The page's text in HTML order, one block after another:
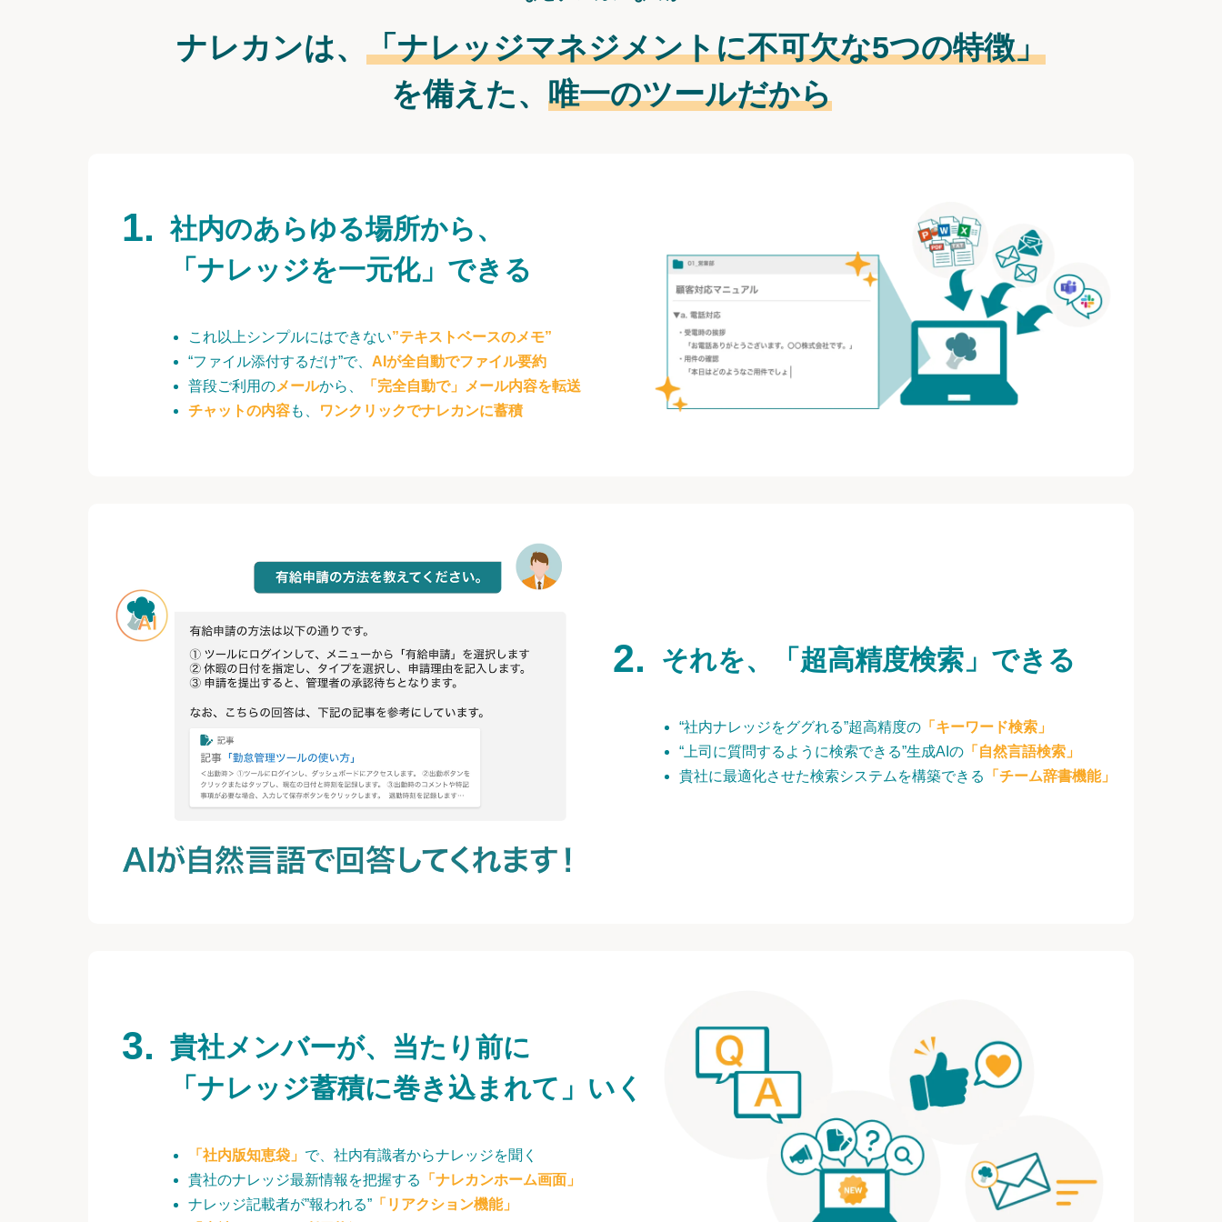
ナレカンは、 「ナレッジマネジメントに不可欠な5つの特徴」
を備えた、 唯一のツールだから
社内のあらゆる場所から、
「ナレッジを一元化」できる
これ以上シンプルにはできない”テキストベースのメモ”
“ファイル添付するだけ”で、 AIが全自動でファイル要約
普段ご利用のメールから、
「完全自動で」メール内容を転送
チャットの内容も、 ワンクリックでナレカンに蓄積
それを、「超高精度検索」できる
“社内ナレッジをググれる”超高精度の 「キーワード検索」
“上司に質問するように検索できる”生成AIの 「自然言語検索」
貴社に最適化させた検索システムを構築できる
「チーム辞書機能」
貴社メンバーが、当たり前に
「ナレッジ蓄積に巻き込まれて」いく
「社内版知恵袋」 で、社内有識者からナレッジを聞く
貴社のナレッジ最新情報を把握する
「ナレカンホーム画面」
ナレッジ記載者が”報われる” 「リアクション機能」